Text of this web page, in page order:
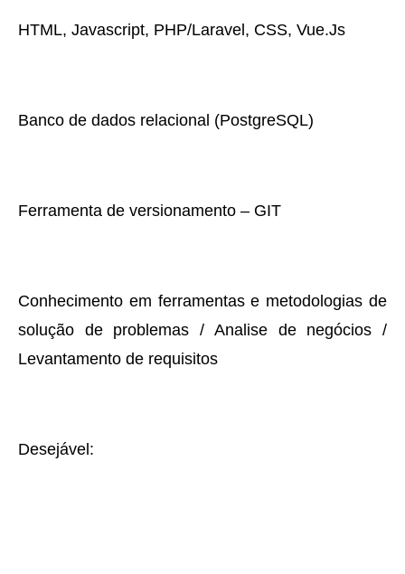
HTML, Javascript, PHP/Laravel, CSS, Vue.Js
Banco de dados relacional (PostgreSQL)
Ferramenta de versionamento – GIT
Conhecimento em ferramentas e metodologias de
solução de problemas / Analise de negócios /
Levantamento de requisitos
Desejável: